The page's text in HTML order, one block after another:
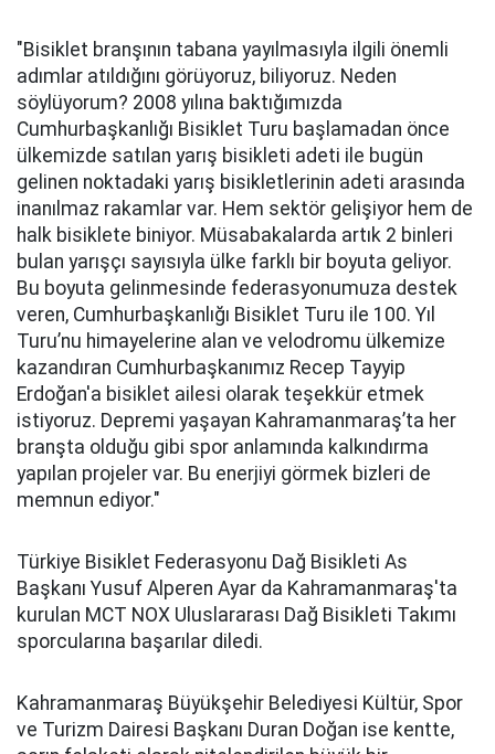
"Bisiklet branşının tabana yayılmasıyla ilgili önemli
adımlar atıldığını görüyoruz, biliyoruz. Neden
söylüyorum? 2008 yılına baktığımızda
Cumhurbaşkanlığı Bisiklet Turu başlamadan önce
ülkemizde satılan yarış bisikleti adeti ile bugün
gelinen noktadaki yarış bisikletlerinin adeti arasında
inanılmaz rakamlar var. Hem sektör gelişiyor hem de
halk bisiklete biniyor. Müsabakalarda artık 2 binleri
bulan yarışçı sayısıyla ülke farklı bir boyuta geliyor.
Bu boyuta gelinmesinde federasyonumuza destek
veren, Cumhurbaşkanlığı Bisiklet Turu ile 100. Yıl
Turu’nu himayelerine alan ve velodromu ülkemize
kazandıran Cumhurbaşkanımız Recep Tayyip
Erdoğan'a bisiklet ailesi olarak teşekkür etmek
istiyoruz. Depremi yaşayan Kahramanmaraş’ta her
branşta olduğu gibi spor anlamında kalkındırma
yapılan projeler var. Bu enerjiyi görmek bizleri de
memnun ediyor."
Türkiye Bisiklet Federasyonu Dağ Bisikleti As
Başkanı Yusuf Alperen Ayar da Kahramanmaraş'ta
kurulan MCT NOX Uluslararası Dağ Bisikleti Takımı
sporcularına başarılar diledi.
Kahramanmaraş Büyükşehir Belediyesi Kültür, Spor
ve Turizm Dairesi Başkanı Duran Doğan ise kentte,